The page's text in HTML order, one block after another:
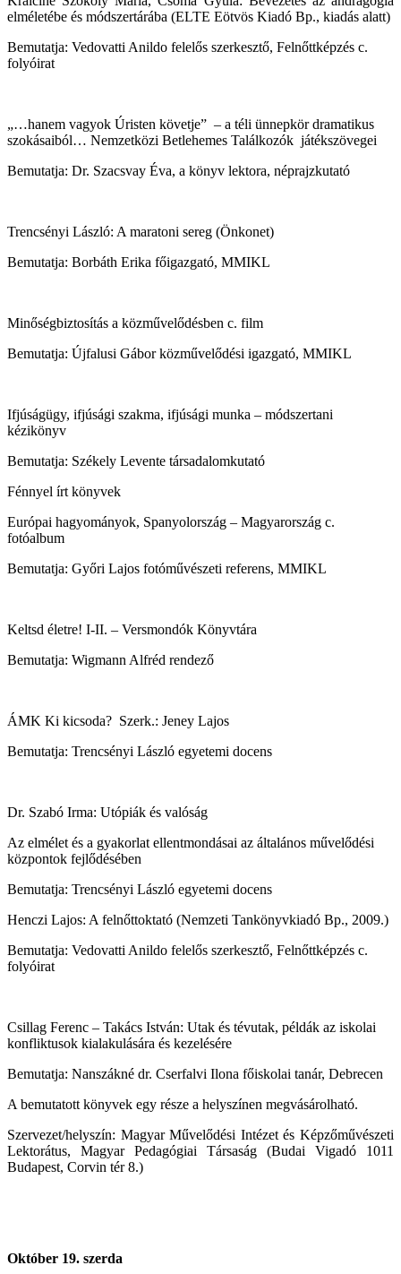
elméletébe és módszertárába (ELTE Eötvös Kiadó Bp., kiadás alatt)
Bemutatja: Vedovatti Anildo felelős szerkesztő, Felnőttképzés c.
folyóirat
„…hanem vagyok Úristen követje” – a téli ünnepkör dramatikus
szokásaiból… Nemzetközi Betlehemes Találkozók játékszövegei
Bemutatja: Dr. Szacsvay Éva, a könyv lektora, néprajzkutató
Trencsényi László: A maratoni sereg (Önkonet)
Bemutatja: Borbáth Erika főigazgató, MMIKL
Minőségbiztosítás a közművelődésben c. film
Bemutatja: Újfalusi Gábor közművelődési igazgató, MMIKL
Ifjúságügy, ifjúsági szakma, ifjúsági munka – módszertani
kézikönyv
Bemutatja: Székely Levente társadalomkutató
Fénnyel írt könyvek
Európai hagyományok, Spanyolország – Magyarország c.
fotóalbum
Bemutatja: Győri Lajos fotóművészeti referens, MMIKL
Keltsd életre! I-II. – Versmondók Könyvtára
Bemutatja: Wigmann Alfréd rendező
ÁMK Ki kicsoda? Szerk.: Jeney Lajos
Bemutatja: Trencsényi László egyetemi docens
Dr. Szabó Irma: Utópiák és valóság
Az elmélet és a gyakorlat ellentmondásai az általános művelődési
központok fejlődésében
Bemutatja: Trencsényi László egyetemi docens
Henczi Lajos: A felnőttoktató (Nemzeti Tankönyvkiadó Bp., 2009.)
Bemutatja: Vedovatti Anildo felelős szerkesztő, Felnőttképzés c.
folyóirat
Csillag Ferenc – Takács István: Utak és tévutak, példák az iskolai
konfliktusok kialakulására és kezelésére
Bemutatja: Nanszákné dr. Cserfalvi Ilona főiskolai tanár, Debrecen
A bemutatott könyvek egy része a helyszínen megvásárolható.
Szervezet/helyszín: Magyar Művelődési Intézet és Képzőművészeti
Lektorátus, Magyar Pedagógiai Társaság (Budai Vigadó 1011
Budapest, Corvin tér 8.)
Október 19. szerda